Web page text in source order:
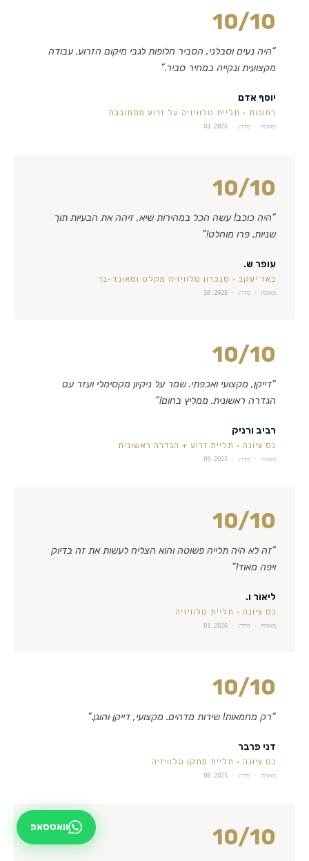
10/10
“היה נעים וסבלני, הסביר חלופות לגבי מיקום הזרוע. עבודה
מקצועית ונקייה במחיר סביר.”
יוסף אדם
רחובות · תליית טלוויזיה על זרוע מסתובבת
מאומת · מידרג · 03.2026
10/10
“היה כוכב! עשה הכל במהירות שיא, זיהה את הבעיות תוך
שניות. פרו מוחלט!”
עופר ש.
באר יעקב · סנכרון טלוויזיה מקלט וסאונד-בר
מאומת · מידרג · 10.2025
10/10
“דייקן, מקצועי ואכפתי. שמר על ניקיון מקסימלי ועזר עם
הגדרה ראשונית. ממליץ בחום!”
רביב ורניק
נס ציונה · תליית זרוע + הגדרה ראשונית
מאומת · מידרג · 09.2025
10/10
“זה לא היה תלייה פשוטה והוא הצליח לעשות את זה בדיוק
ויפה מאוד!”
ליאור ו.
נס ציונה · תליית טלוויזיה
מאומת · מידרג · 01.2026
10/10
“רק מחמאות! שירות מדהים. מקצועי, דייקן והוגן.”
דני פרבר
נס ציונה · תליית מתקן טלוויזיה
מאומת · מידרג · 08.2025
10/10 וואטסאפ